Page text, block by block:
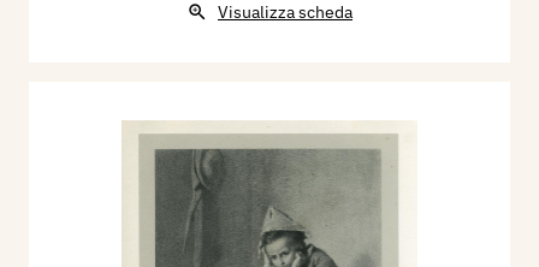
Visualizza scheda